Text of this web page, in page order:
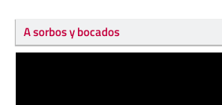
A sorbos y bocados